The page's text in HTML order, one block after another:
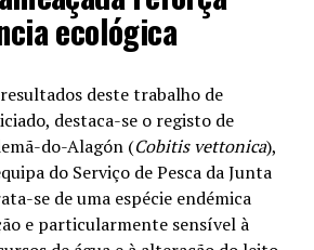
ecológica
deste trabalho de
destaca-se o registo de
do-Alagón (Cobitis vettonica),
do Serviço de Pesca da Junta
se de uma espécie endémica
e particularmente sensível à